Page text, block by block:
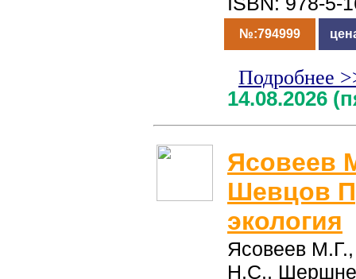
№:794999
Подробнее
14.08.2026
Ясовеев
Шевцов
экология
Ясовеев
Н.С.,